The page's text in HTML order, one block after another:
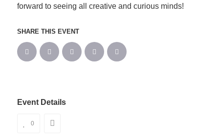
forward to seeing all creative and curious minds!
SHARE THIS EVENT
Event Details
0